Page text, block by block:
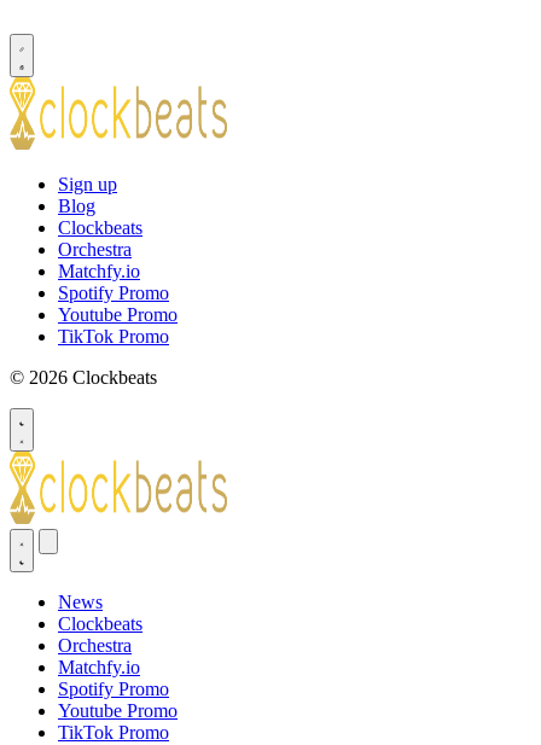
Sign up
Blog
Clockbeats
Orchestra
Matchfy.io
Spotify Promo
Youtube Promo
TikTok Promo
© 2026 Clockbeats
News
Clockbeats
Orchestra
Matchfy.io
Spotify Promo
Youtube Promo
TikTok Promo